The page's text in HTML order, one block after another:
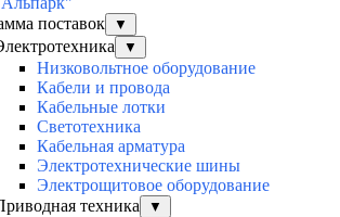
поставок
▼
▼
Низковольтное оборудование
Кабели и провода
Кабельные лотки
Светотехника
Кабельная арматура
Электротехнические шины
Электрощитовое оборудование
техника
▼